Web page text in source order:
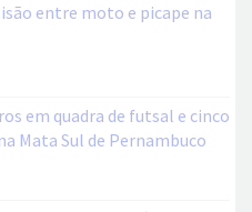
entre moto e picape na
em quadra de futsal e cinco
Mata Sul de Pernambuco